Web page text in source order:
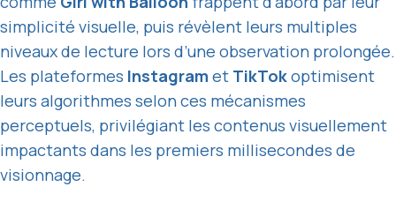
simplicité visuelle, puis révèlent leurs multiples
niveaux de lecture lors d’une observation prolongée.
Les plateformes Instagram et TikTokoptimisent
leurs algorithmes selon ces mécanismes
perceptuels, privilégiant les contenus visuellement
impactants dans les premiers millisecondes de
visionnage.